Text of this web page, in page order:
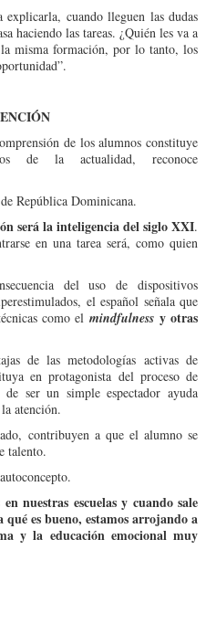
cuando lleguen las dudas
haciendo las tareas. ¿Quién les va a
misma formación, por lo tanto, los
de los alumnos constituye
de la actualidad, reconoce
República Dominicana.
será la inteligencia del siglo XXI.
en una tarea será, como quien
del uso de dispositivos
el español señala que
como elmindfulness y otras
de las metodologías activas de
en protagonista del proceso de
ser un simple espectador ayuda
atención.
contribuyen a que el alumno se
talento.
nuestras escuelas y cuando sale
es bueno, estamos arrojando a
y la educación emocional muy